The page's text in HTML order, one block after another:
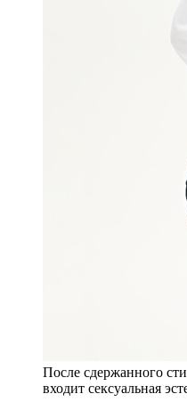
После сдержанного
входит сексуальная